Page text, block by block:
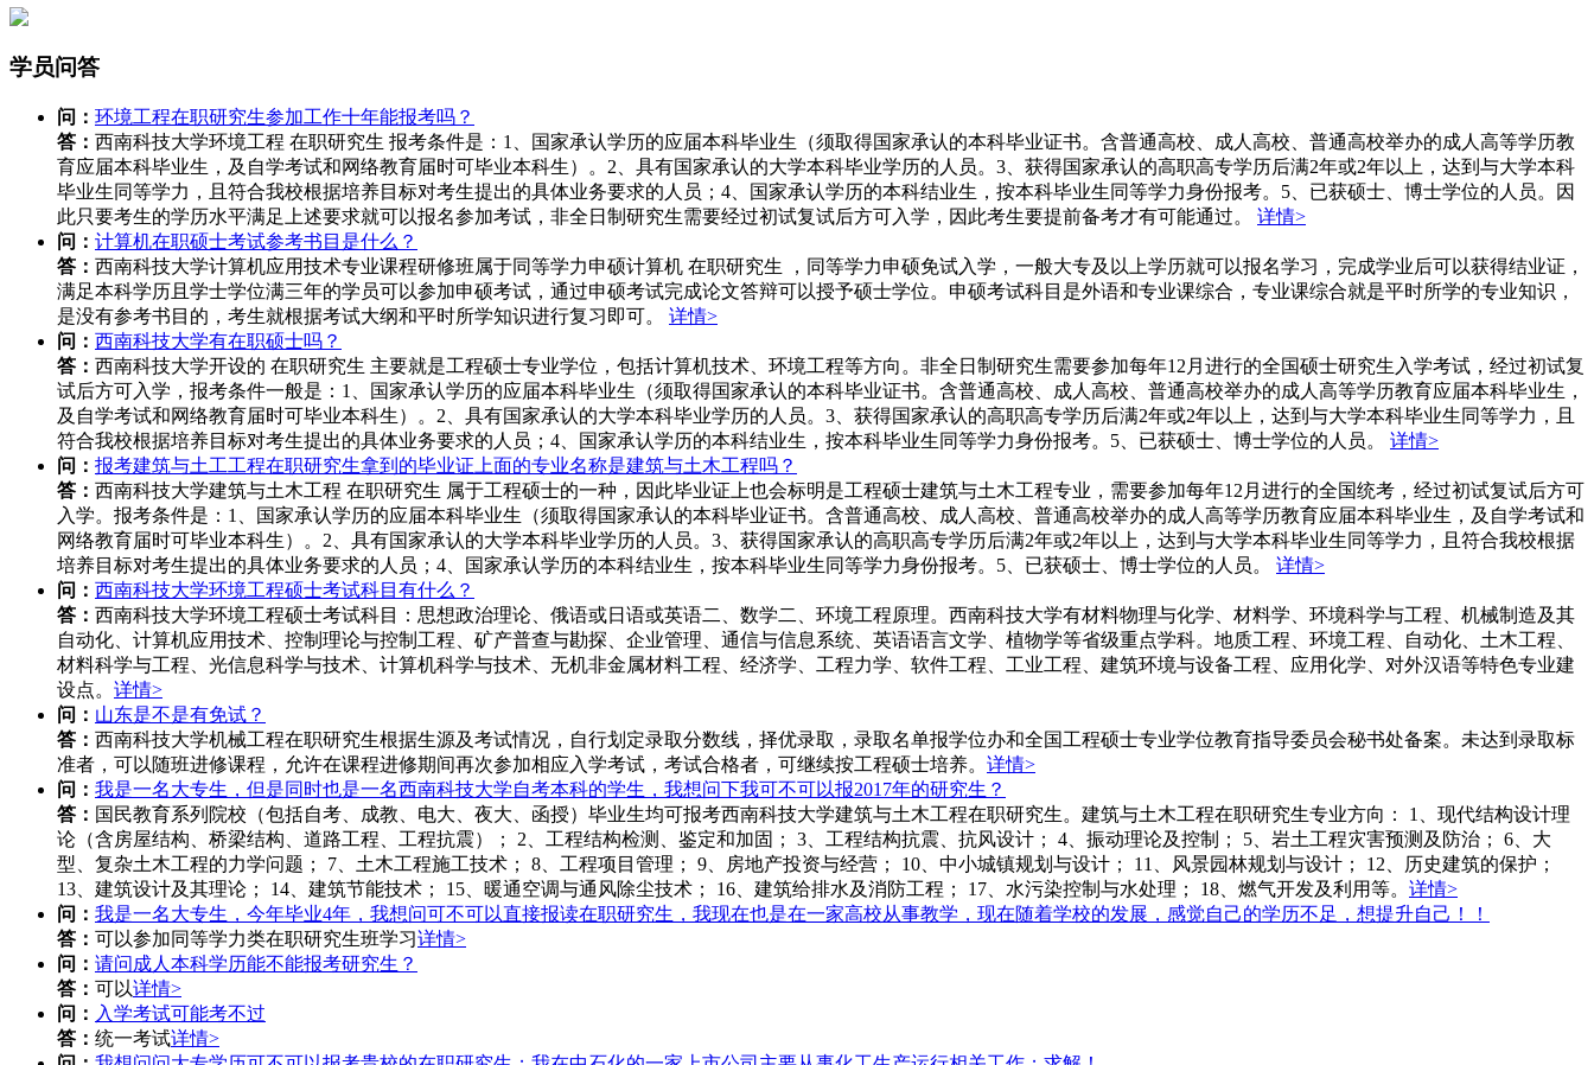
学员问答
问： 环境工程在职研究生参加工作十年能报考吗？
答： 西南科技大学环境工程 在职研究生 报考条件是：1、国家承认学历的应届本科毕业生（须取得国家承认的本科毕业证书。含普通高校、成人高校、普通高校举办的成人高等学历教
育应届本科毕业生，及自学考试和网络教育届时可毕业本科生）。2、具有国家承认的大学本科毕业学历的人员。3、获得国家承认的高职高专学历后满2年或2年以上，达到与大学本科
毕业生同等学力，且符合我校根据培养目标对考生提出的具体业务要求的人员；4、国家承认学历的本科结业生，按本科毕业生同等学力身份报考。5、已获硕士、博士学位的人员。因
此只要考生的学历水平满足上述要求就可以报名参加考试，非全日制研究生需要经过初试复试后方可入学，因此考生要提前备考才有可能通过。 详情>
问： 计算机在职硕士考试参考书目是什么？
答： 西南科技大学计算机应用技术专业课程研修班属于同等学力申硕计算机 在职研究生 ，同等学力申硕免试入学，一般大专及以上学历就可以报名学习，完成学业后可以获得结业证，
满足本科学历且学士学位满三年的学员可以参加申硕考试，通过申硕考试完成论文答辩可以授予硕士学位。申硕考试科目是外语和专业课综合，专业课综合就是平时所学的专业知识，
是没有参考书目的，考生就根据考试大纲和平时所学知识进行复习即可。 详情>
问： 西南科技大学有在职硕士吗？
答： 西南科技大学开设的 在职研究生 主要就是工程硕士专业学位，包括计算机技术、环境工程等方向。非全日制研究生需要参加每年12月进行的全国硕士研究生入学考试，经过初试复
试后方可入学，报考条件一般是：1、国家承认学历的应届本科毕业生（须取得国家承认的本科毕业证书。含普通高校、成人高校、普通高校举办的成人高等学历教育应届本科毕业生，
及自学考试和网络教育届时可毕业本科生）。2、具有国家承认的大学本科毕业学历的人员。3、获得国家承认的高职高专学历后满2年或2年以上，达到与大学本科毕业生同等学力，且
符合我校根据培养目标对考生提出的具体业务要求的人员；4、国家承认学历的本科结业生，按本科毕业生同等学力身份报考。5、已获硕士、博士学位的人员。 详情>
问： 报考建筑与土工工程在职研究生拿到的毕业证上面的专业名称是建筑与土木工程吗？
答： 西南科技大学建筑与土木工程 在职研究生 属于工程硕士的一种，因此毕业证上也会标明是工程硕士建筑与土木工程专业，需要参加每年12月进行的全国统考，经过初试复试后方可
入学。报考条件是：1、国家承认学历的应届本科毕业生（须取得国家承认的本科毕业证书。含普通高校、成人高校、普通高校举办的成人高等学历教育应届本科毕业生，及自学考试和
网络教育届时可毕业本科生）。2、具有国家承认的大学本科毕业学历的人员。3、获得国家承认的高职高专学历后满2年或2年以上，达到与大学本科毕业生同等学力，且符合我校根据
培养目标对考生提出的具体业务要求的人员；4、国家承认学历的本科结业生，按本科毕业生同等学力身份报考。5、已获硕士、博士学位的人员。 详情>
问： 西南科技大学环境工程硕士考试科目有什么？
答： 西南科技大学环境工程硕士考试科目：思想政治理论、俄语或日语或英语二、数学二、环境工程原理。西南科技大学有材料物理与化学、材料学、环境科学与工程、机械制造及其
自动化、计算机应用技术、控制理论与控制工程、矿产普查与勘探、企业管理、通信与信息系统、英语语言文学、植物学等省级重点学科。地质工程、环境工程、自动化、土木工程、
材料科学与工程、光信息科学与技术、计算机科学与技术、无机非金属材料工程、经济学、工程力学、软件工程、工业工程、建筑环境与设备工程、应用化学、对外汉语等特色专业建
设点。 详情>
问： 山东是不是有免试？
答： 西南科技大学机械工程在职研究生根据生源及考试情况，自行划定录取分数线，择优录取，录取名单报学位办和全国工程硕士专业学位教育指导委员会秘书处备案。未达到录取标
准者，可以随班进修课程，允许在课程进修期间再次参加相应入学考试，考试合格者，可继续按工程硕士培养。 详情>
问： 我是一名大专生，但是同时也是一名西南科技大学自考本科的学生，我想问下我可不可以报2017年的研究生？
答： 国民教育系列院校（包括自考、成教、电大、夜大、函授）毕业生均可报考西南科技大学建筑与土木工程在职研究生。建筑与土木工程在职研究生专业方向： 1、现代结构设计理
论（含房屋结构、桥梁结构、道路工程、工程抗震）； 2、工程结构检测、鉴定和加固； 3、工程结构抗震、抗风设计； 4、振动理论及控制； 5、岩土工程灾害预测及防治； 6、大
型、复杂土木工程的力学问题； 7、土木工程施工技术； 8、工程项目管理； 9、房地产投资与经营； 10、中小城镇规划与设计； 11、风景园林规划与设计； 12、历史建筑的保护；
13、建筑设计及其理论； 14、建筑节能技术； 15、暖通空调与通风除尘技术； 16、建筑给排水及消防工程； 17、水污染控制与水处理； 18、燃气开发及利用等。 详情>
问： 我是一名大专生，今年毕业4年，我想问可不可以直接报读在职研究生，我现在也是在一家高校从事教学，现在随着学校的发展，感觉自己的学历不足，想提升自己！！
答： 可以参加同等学力类在职研究生班学习详情>
问： 请问成人本科学历能不能报考研究生？
答： 可以详情>
问： 入学考试可能考不过
答： 统一考试详情>